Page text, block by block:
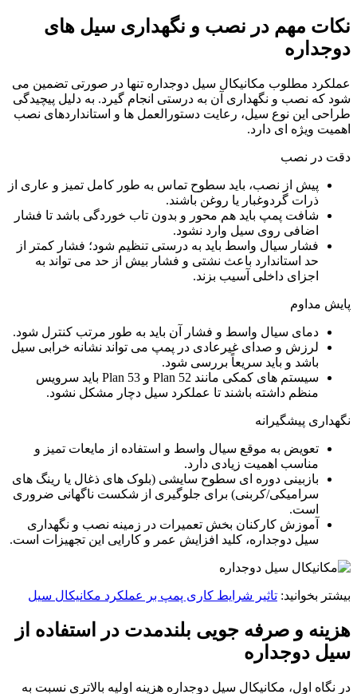
نکات مهم در نصب و نگهداری سیل های
دوجداره
عملکرد مطلوب مکانیکال سیل دوجداره تنها در صورتی تضمین می
شود که نصب و نگهداری آن به درستی انجام گیرد. به دلیل پیچیدگی
طراحی این نوع سیل، رعایت دستورالعمل ها و استانداردهای نصب
اهمیت ویژه ای دارد.
دقت در نصب
پیش از نصب، باید سطوح تماس به طور کامل تمیز و عاری از
ذرات گردوغبار یا روغن باشند.
شافت پمپ باید هم محور و بدون تاب خوردگی باشد تا فشار
اضافی روی سیل وارد نشود.
فشار سیال واسط باید به درستی تنظیم شود؛ فشار کمتر از
حد استاندارد باعث نشتی و فشار بیش از حد می تواند به
اجزای داخلی آسیب بزند.
پایش مداوم
دمای سیال واسط و فشار آن باید به طور مرتب کنترل شود.
لرزش و صدای غیرعادی در پمپ می تواند نشانه خرابی سیل
باشد و باید سریعاً بررسی شود.
سیستم های کمکی مانند Plan 52 و Plan 53 باید سرویس
منظم داشته باشند تا عملکرد سیل دچار مشکل نشود.
نگهداری پیشگیرانه
تعویض به موقع سیال واسط و استفاده از مایعات تمیز و
مناسب اهمیت زیادی دارد.
بازبینی دوره ای سطوح سایشی (بلوک های ذغال یا رینگ های
سرامیکی/کربنی) برای جلوگیری از شکست ناگهانی ضروری
است.
آموزش کارکنان بخش تعمیرات در زمینه نصب و نگهداری
سیل دوجداره، کلید افزایش عمر و کارایی این تجهیزات است.
بیشتر بخوانید: تاثیر شرایط کاری پمپ بر عملکرد مکانیکال سیل
هزینه و صرفه جویی بلندمدت در استفاده از
سیل دوجداره
در نگاه اول، مکانیکال سیل دوجداره هزینه اولیه بالاتری نسبت به